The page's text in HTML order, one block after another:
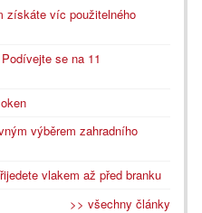
získáte víc použitelného
se na 11
výběrem zahradního
vlakem až před branku
>> všechny články